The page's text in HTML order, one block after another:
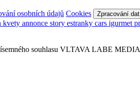
osobních údajů Cookies Zpracování dat
kvety annonce story estranky cars igurmet
souhlasu VLTAVA LABE